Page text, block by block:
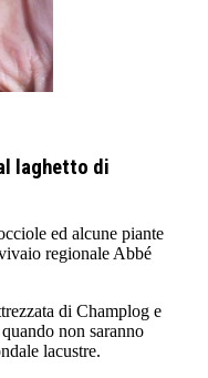
laghetto di
ed alcune piante
regionale Abbé
di Champlog e
non saranno
lacustre.